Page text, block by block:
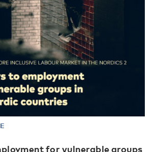
for vulnerable groups